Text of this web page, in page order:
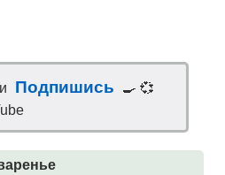
и Подпишись
🍳 💞